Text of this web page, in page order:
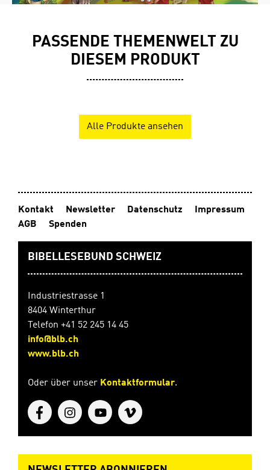
PASSENDE THEMENWELT ZU
DIESEM PRODUKT
Alle Produkte ansehen
Kontakt Newsletter Datenschutz
Impressum
AGB
Spenden
BIBELLESEBUND SCHWEIZ
Industriestrasse 1
8404 Winterthur
Telefon +41 52 245 14 45
info@blb.ch
www.blb.ch
Oder über unser Kontaktformular.